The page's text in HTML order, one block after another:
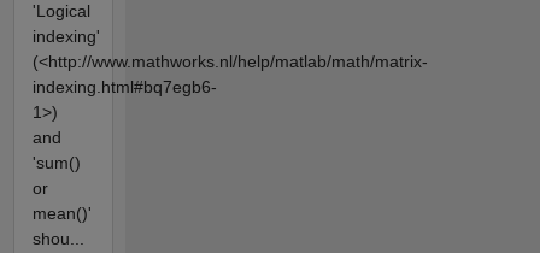
'Logical
indexing'
(<http://www.mathworks.nl/help/matlab/math/matrix-
indexing.html#bq7egb6-
1>)
and
'sum()
or
mean()'
shou...